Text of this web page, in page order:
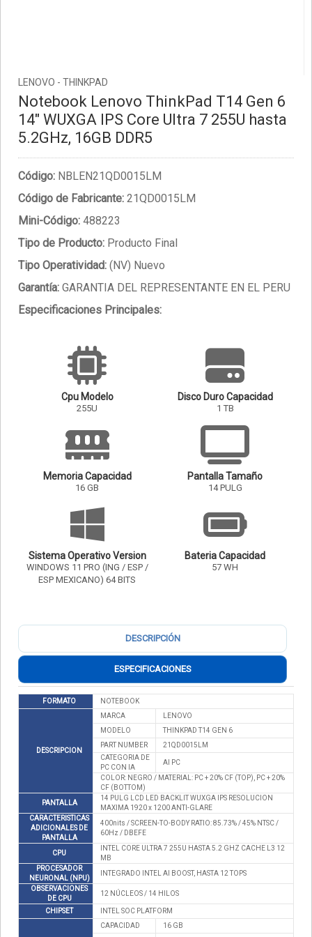
LENOVO - THINKPAD
Notebook Lenovo ThinkPad T14 Gen 6
14" WUXGA IPS Core Ultra 7 255U hasta
5.2GHz, 16GB DDR5
Código: NBLEN21QD0015LM
Código de Fabricante: 21QD0015LM
Mini-Código: 488223
Tipo de Producto: Producto Final
Tipo Operatividad: (NV) Nuevo
Garantía: GARANTIA DEL REPRESENTANTE EN EL PERU
Especificaciones Principales:
Cpu Modelo
255U
Disco Duro Capacidad
1 TB
Memoria Capacidad
16 GB
Pantalla Tamaño
14 PULG
Sistema Operativo Version
WINDOWS 11 PRO (ING / ESP /
ESP MEXICANO) 64 BITS
Bateria Capacidad
57 WH
DESCRIPCIÓN
ESPECIFICACIONES
FORMATO NOTEBOOK
DESCRIPCION
MARCA
LENOVO
MODELO
THINKPAD T14 GEN 6
PART NUMBER
21QD0015LM
CATEGORIA DE
PC CON IA
AI PC
COLOR: NEGRO / MATERIAL: PC + 20% CF (TOP), PC + 20%
CF (BOTTOM)
PANTALLA
14 PULG LCD LED BACKLIT WUXGA IPS RESOLUCION
MAXIMA 1920 x 1200 ANTI-GLARE
CARACTERISTICAS
ADICIONALES DE
PANTALLA
400nits / SCREEN-TO-BODY RATIO: 85.73% / 45% NTSC /
60Hz / DBEFE
CPU
INTEL CORE ULTRA 7 255U HASTA 5.2 GHZ CACHE L3 12
MB
PROCESADOR
NEURONAL (NPU)
INTEGRADO INTEL AI BOOST, HASTA 12 TOPS
OBSERVACIONES
DE CPU
12 NÚCLEOS / 14 HILOS
CHIPSET
INTEL SOC PLATFORM
CAPACIDAD
16 GB